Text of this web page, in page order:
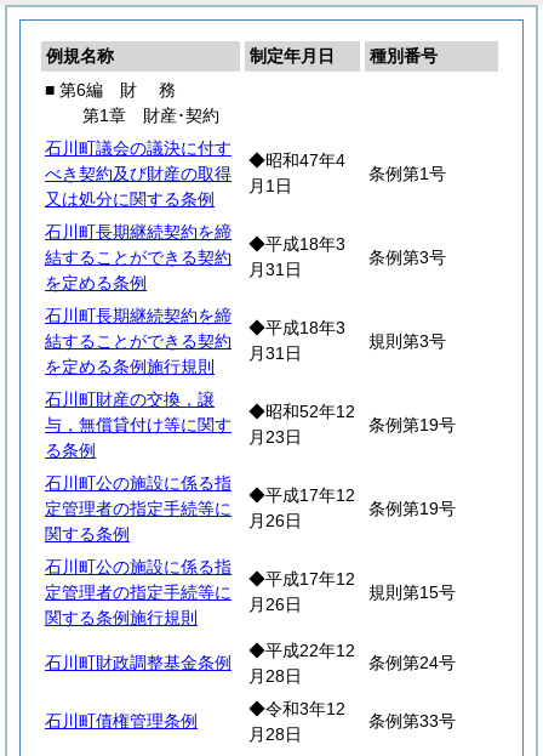
例規名称 制定年月日
種別番号
■ 第6編 財 務
第1章 財産･契約
石川町議会の議決に付す
べき契約及び財産の取得
又は処分に関する条例
◆昭和47年4
月1日
条例第1号
石川町長期継続契約を締
結することができる契約
を定める条例
◆平成18年3
月31日
条例第3号
石川町長期継続契約を締
結することができる契約
を定める条例施行規則
◆平成18年3
月31日
規則第3号
石川町財産の交換，譲
与，無償貸付け等に関す
る条例
◆昭和52年12
月23日
条例第19号
石川町公の施設に係る指
定管理者の指定手続等に
関する条例
◆平成17年12
月26日
条例第19号
石川町公の施設に係る指
定管理者の指定手続等に
関する条例施行規則
◆平成17年12
月26日
規則第15号
石川町財政調整基金条例
◆平成22年12
月28日
条例第24号
石川町債権管理条例
◆令和3年12
月28日
条例第33号